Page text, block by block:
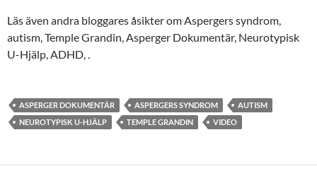
Läs även andra bloggares åsikter om Aspergers syndrom,
autism, Temple Grandin, Asperger Dokumentär, Neurotypisk
U-Hjälp, ADHD, .
ASPERGER DOKUMENTÄR ASPERGERS SYNDROM
AUTISM
NEUROTYPISK U-HJÄLP
TEMPLE GRANDIN VIDEO